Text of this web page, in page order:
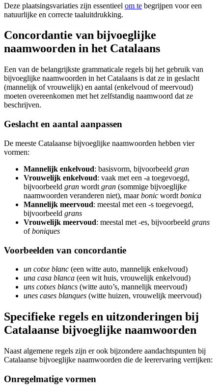
Deze plaatsingsvariaties zijn essentieel om te begrijpen voor een
natuurlijke en correcte taaluitdrukking.
Concordantie van bijvoeglijke
naamwoorden in het Catalaans
Een van de belangrijkste grammaticale regels bij het gebruik van
bijvoeglijke naamwoorden in het Catalaans is dat ze in geslacht
(mannelijk of vrouwelijk) en aantal (enkelvoud of meervoud)
moeten overeenkomen met het zelfstandig naamwoord dat ze
beschrijven.
Geslacht en aantal aanpassen
De meeste Catalaanse bijvoeglijke naamwoorden hebben vier
vormen:
Mannelijk enkelvoud: basisvorm, bijvoorbeeld gran
Vrouwelijk enkelvoud: vaak met een -a toegevoegd,
bijvoorbeeld gran wordt gran (sommige bijvoeglijke
naamwoorden veranderen niet), maarbonic wordt bonica
Mannelijk meervoud: meestal met een -s toegevoegd,
bijvoorbeeld grans
Vrouwelijk meervoud: meestal met -es, bijvoorbeeld grans
ofboniques
Voorbeelden van concordantie
un cotxe blanc (een witte auto, mannelijk enkelvoud)
una casa blanca (een wit huis, vrouwelijk enkelvoud)
uns cotxes blancs (witte auto’s, mannelijk meervoud)
unes cases blanques (witte huizen, vrouwelijk meervoud)
Specifieke regels en uitzonderingen bij
Catalaanse bijvoeglijke naamwoorden
Naast algemene regels zijn er ook bijzondere aandachtspunten bij
Catalaanse bijvoeglijke naamwoorden die de leerervaring verrijken:
Onregelmatige vormen